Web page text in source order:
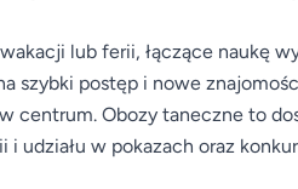
lub ferii, łączące naukę
szybki postęp i nowe
Obozy taneczne to
udziału w pokazach oraz